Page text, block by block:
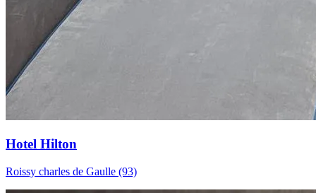
Hotel Hilton
Roissy charles de Gaulle (93)